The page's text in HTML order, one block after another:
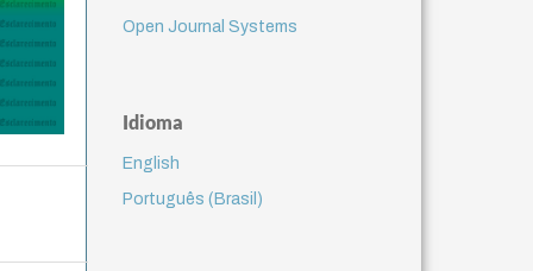
Open Journal Systems
Idioma
English
Português (Brasil)